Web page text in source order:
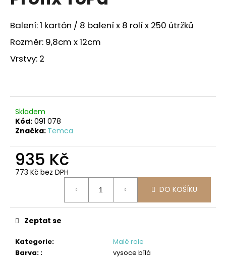
z
5
hvězdiček.
Balení: 1 kartón / 8 balení x 8 rolí x 250 útržků
Rozměr: 9,8cm x 12cm
Vrstvy: 2
Skladem
Kód: 091 078
Značka: Temca
935 Kč
773 Kč bez DPH
DO KOŠÍKU
Kategorie:
Malé role
Barva: :
vysoce bílá
Zeptat se
j
í
t
?
D
o
r
u
č
u